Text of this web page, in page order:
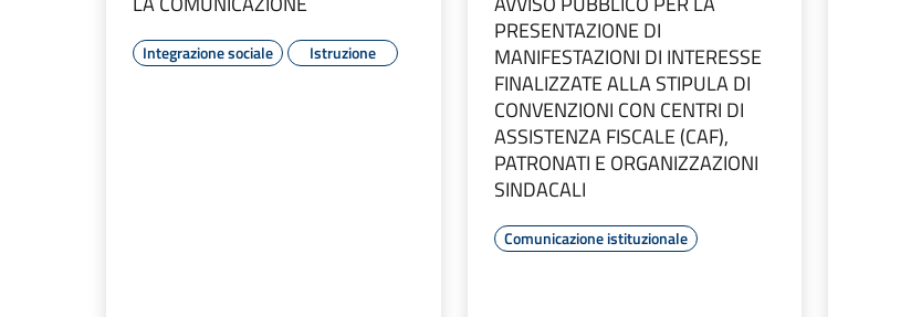
Integrazione sociale Istruzione
PRESENTAZIONE DI
MANIFESTAZIONI DI INTERESSE
FINALIZZATE ALLA STIPULA DI
CONVENZIONI CON CENTRI DI
ASSISTENZA FISCALE (CAF),
PATRONATI E ORGANIZZAZIONI
SINDACALI
Comunicazione istituzionale